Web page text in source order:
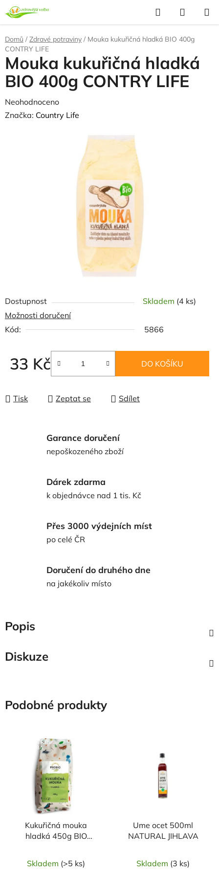
Přejít
na
obsah
Hledat
KOŠÍK
Domů / Zdravé potraviny / Mouka kukuřičná hladká BIO 400g
CONTRY LIFE
Dostupnost Skladem (4 ks)
Možnosti doručení
Kód:
5866
33 Kč
Měrná cena:
DO KOŠÍKU
Tisk Zeptat se Sdílet
Mouka kukuřičná hladká
BIO 400g CONTRY LIFE
Průměrné
hodnocení
Neohodnoceno
Značka: Country Life
Garance doručení
nepoškozeného zboží
Dárek zdarma
k objednávce nad 1 tis. Kč
Přes 3000 výdejních míst
po celé ČR
Doručení do druhého dne
na jakékoliv místo
Popis
Diskuze
Podobné produkty
NAŠE OVĚŘENÁ
VOLBA
Kukuřičná mouka
hladká 450g BIO
Skladem (>5 ks)
Ume ocet 500ml
NATURAL JIHLAVA
Skladem (3 ks)